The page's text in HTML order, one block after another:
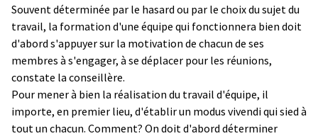
Souvent déterminée par le hasard ou par le choix du sujet du
travail, la formation d'une équipe qui fonctionnera bien doit
d'abord s'appuyer sur la motivation de chacun de ses
membres à s'engager, à se déplacer pour les réunions,
constate la conseillère.
Pour mener à bien la réalisation du travail d'équipe, il
importe, en premier lieu, d'établir un modus vivendi qui sied à
tout un chacun. Comment? On doit d'abord déterminer